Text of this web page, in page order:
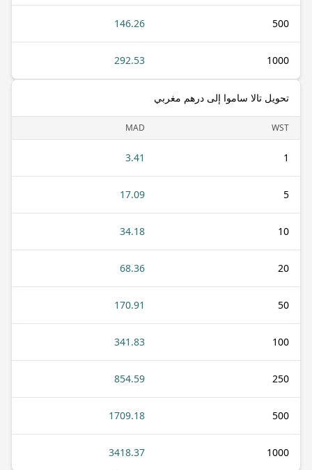
500
146.26
1000
292.53
تحويل تالا ساموا إلى درهم مغربي
WST
MAD
1
3.41
5
17.09
10
34.18
20
68.36
50
170.91
100
341.83
250
854.59
500
1709.18
1000
3418.37